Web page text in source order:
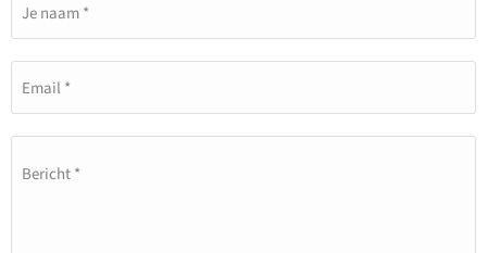
Je naam *
Email *
Bericht *